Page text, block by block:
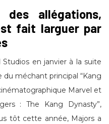
allégations,
fait larguer par
en janvier à la suite
du méchant principal “Kang
Marvel et
: The Kang Dynasty”,
tôt cette année, Majors a